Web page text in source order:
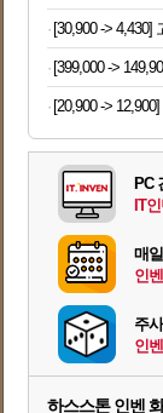
PC
IT
매
인
주
인
하스스톤 인벤